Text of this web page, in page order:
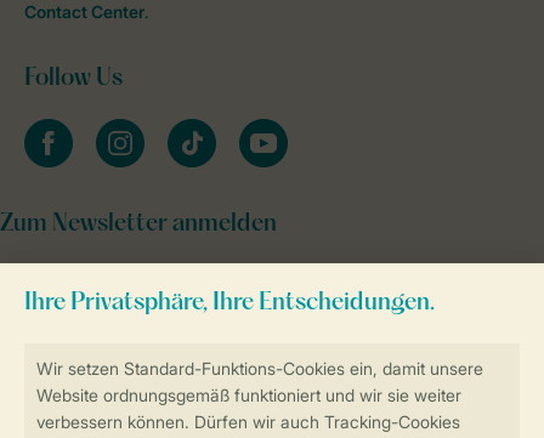
Contact Center.
Follow Us
facebookinstagramtiktok youtube
Zum Newsletter anmelden